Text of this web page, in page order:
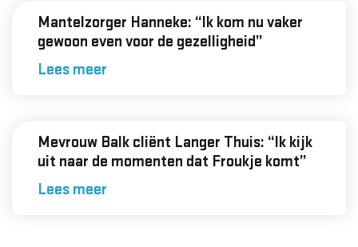
Mantelzorger Hanneke: “Ik kom nu vaker
gewoon even voor de gezelligheid”
Lees meer
Mevrouw Balk cliënt Langer Thuis: “Ik kijk
uit naar de momenten dat Froukje komt”
Lees meer